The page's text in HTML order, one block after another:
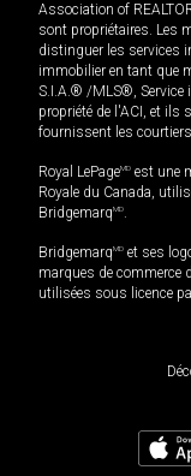
Association of
sont propriétaires. Les
distinguer les services
immobilier en tant que
S.I.A.® /MLS®, Service
propriété de l'ACI, et ils
fournissent les
Royal LePageMD est une
Royale du Canada,
BridgemarqMD.
BridgemarqMD et ses
marques de commerce
utilisées sous licence